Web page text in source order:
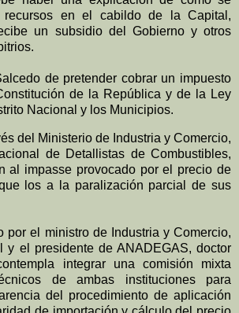
recursos en el cabildo de la Capital,
un subsidio del Gobierno y otros
de pretender cobrar un impuesto
de la República y de la Ley
Nacional y los Municipios.
del Ministerio de Industria y Comercio,
de Detallistas de Combustibles,
al impasse provocado por el precio de
los a la paralización parcial de sus
por el ministro de Industria y Comercio,
y el presidente de ANADEGAS, doctor
integrar una comisión mixta
de ambas instituciones para
del procedimiento de aplicación